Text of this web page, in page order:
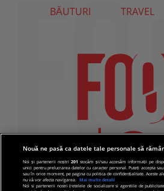
BĂUTURI
TRAVEL
Nouă ne pasă ca datele tale personale să
Noi și partenerii noștri201 stocăm și/sau accesăm informații pe
unici pentru prelucrarea datelor cu caracter personal. Puteți accepta
sau în orice moment, pe pagina cu politica de confidențialitate. Aceste
nu vă vor afecta navigarea.
Mai multe detalii
Noi si partenerii nostri (retelele de socializare si agentiile de